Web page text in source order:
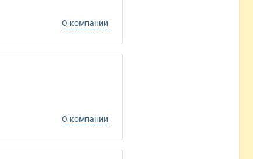
О компании
О компании